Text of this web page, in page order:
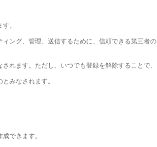
。
ング、管理、送信するために、信頼できる第三者
れます。ただし、いつでも登録を解除することで
みなされます。
できます。